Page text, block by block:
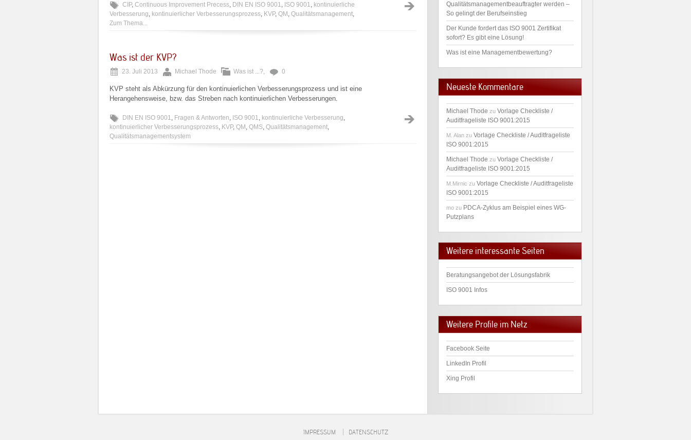
CIP, Continuous Improvement Precess, DIN EN ISO 9001, ISO 9001, kontinuierliche
Verbesserung, kontinuierlicher Verbesserungsprozess, KVP, QM , Qualitätsmanagement,
Zum Thema...
Was ist der KVP?
23. Juli 2013 Michael Thode Was ist ...?, 0
KVP steht als Abkürzung für den kontinuierlichen Verbesserungsprozess und ist eine
Herangehensweise, bzw. das Streben nach kontinuierlichen Verbesserungen.
DIN EN ISO 9001, Fragen & Antworten, ISO 9001, kontinuierliche Verbesserung,
kontinuierlicher Verbesserungsprozess, KVP, QM , QMS, Qualitätsmanagement,
Qualitätsmanagementsystem
Qualitätsmanagementbeauftragter werden –
So gelingt der Berufseinstieg
Der Kunde fordert das ISO 9001 Zertifikat
sofort? Es gibt eine Lösung!
Was ist eine Managementbewertung?
Neueste Kommentare
Michael Thode zu Vorlage Checkliste /
Auditfrageliste ISO 9001:2015
M. Alan zu Vorlage Checkliste / Auditfrageliste
ISO 9001:2015
Michael Thode zu Vorlage Checkliste /
Auditfrageliste ISO 9001:2015
M.Mirnic zu Vorlage Checkliste / Auditfrageliste
ISO 9001:2015
mo zu PDCA-Zyklus am Beispiel eines WG-
Putzplans
Weitere interessante Seiten
Beratungsangebot der Lösungsfabrik
ISO 9001 Infos
Weitere Profile im Netz
Facebook Seite
LinkedIn Profil
Xing Profil
IMPRESSUM DATENSCHUTZ